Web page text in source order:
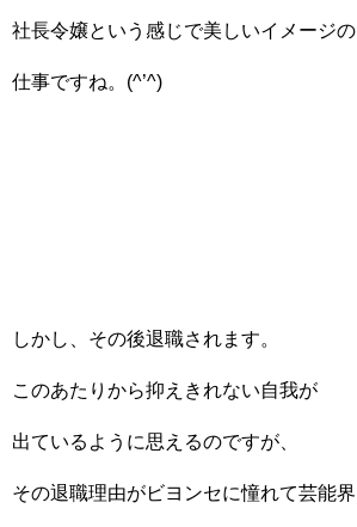
社長令嬢という感じで美しいイメージの
仕事ですね。(^’^)
しかし、その後退職されます。
このあたりから抑えきれない自我が
出ているように思えるのですが、
その退職理由がビヨンセに憧れて芸能界